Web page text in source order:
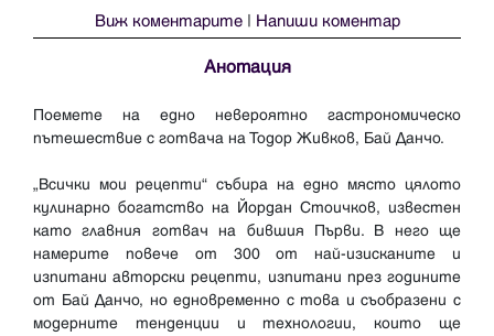
Виж коментарите | Напиши коментар
Анотация
Поемете на едно невероятно гастрономическо
пътешествие с готвача на Тодор Живков, Бай Данчо.
„Всички мои рецепти“ събира на едно място цялото
кулинарно богатство на Йордан Стоичков, известен
като главния готвач на бившия Първи. В него ще
намерите повече от 300 от най-изисканите и
изпитани авторски рецепти, изпитани през годините
от Бай Данчо, но едновременно с това и съобразени с
модерните тенденции и технологии, които ще